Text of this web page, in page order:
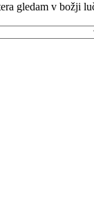
gledam v božji